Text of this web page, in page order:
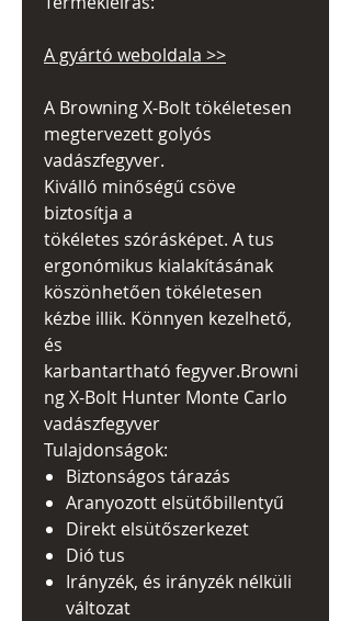
A gyártó weboldala >>
A Browning X-Bolt tökéletesen
megtervezett golyós
vadászfegyver.
Kiválló minőségű csöve
biztosítja a
tökéletes szórásképet. A tus
ergonómikus kialakításának
köszönhetően tökéletesen
kézbe illik. Könnyen kezelhető,
és
karbantartható fegyver.Browni
ng X-Bolt Hunter Monte Carlo
vadászfegyver
Tulajdonságok:
Biztonságos tárazás
Aranyozott elsütőbillentyű
Direkt elsütőszerkezet
Dió tus
Irányzék, és irányzék nélküli
változat